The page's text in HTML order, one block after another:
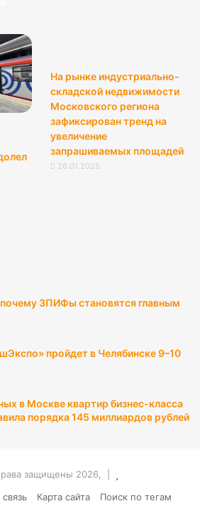
На рынке индустриально-
складской недвижимости
Московского региона
зафиксирован тренд на
увеличение
запрашиваемых площадей
26.01.2025
почему ЗПИФы становятся главным
пройдет в Челябинске 9–10
в Москве квартир бизнес-класса
порядка 145 миллиардов рублей
защищены 2026, |
Карта сайта Поиск по тегам